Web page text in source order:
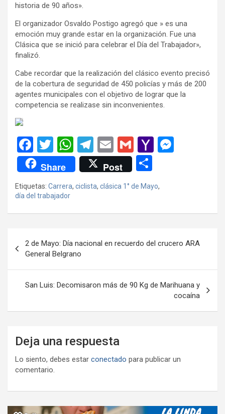
historia de 90 años».
El organizador Osvaldo Postigo agregó que » es una
emoción muy grande estar en la organización. Fue una
Clásica que se inició para celebrar el Día del Trabajador»,
finalizó.
Cabe recordar que la realización del clásico evento precisó
de la cobertura de seguridad de 450 policías y más de 200
agentes municipales con el objetivo de lograr que la
competencia se realizase sin inconvenientes.
F
a
ce
b
o
k
T
wi
tt
er
W
h
at
s
A
p
T
el
e
gr
a
E
m
ail
G
m
ail
Y
o
o
ail
g
Share Post
m
p
tir
Etiquetas: Carrera, ciclista, clásica 1° de Mayo,
día del trabajador
de
entradas
2 de Mayo: Día nacional en recuerdo del crucero ARA
General Belgrano
San Luis: Decomisaron más de 90 Kg de Marihuana y
cocaína
Deja una respuesta
Lo siento, debes estar conectado para publicar un
comentario.